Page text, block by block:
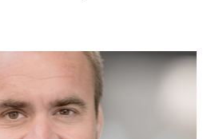
som overrasket dem.